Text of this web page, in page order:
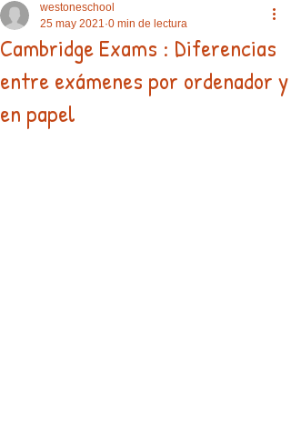
Cambridge Exams : Diferencias
entre exámenes por ordenador y
en papel
westoneschool
25 may 2021 0 min de lectura